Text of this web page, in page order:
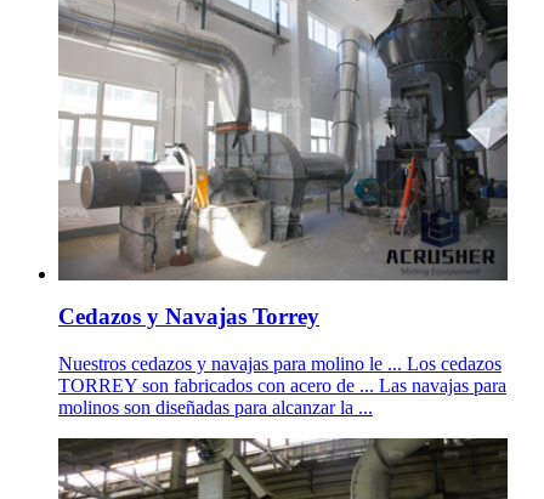
Cedazos y Navajas Torrey
Nuestros cedazos y navajas para molino le ... Los cedazos
TORREY son fabricados con acero de ... Las navajas para
molinos son diseñadas para alcanzar la ...